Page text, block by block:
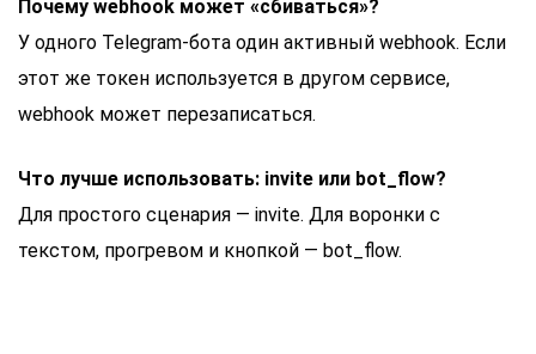
Почему webhook может «сбиваться»?
У одного Telegram-бота один активный webhook. Если
этот же токен используется в другом сервисе,
webhook может перезаписаться.
Что лучше использовать: invite или bot_flow?
Для простого сценария — invite. Для воронки с
текстом, прогревом и кнопкой — bot_flow.